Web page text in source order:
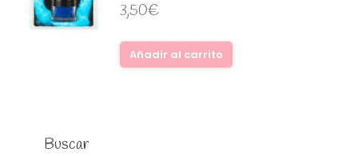
3,50€
Añadir al carrito
Buscar